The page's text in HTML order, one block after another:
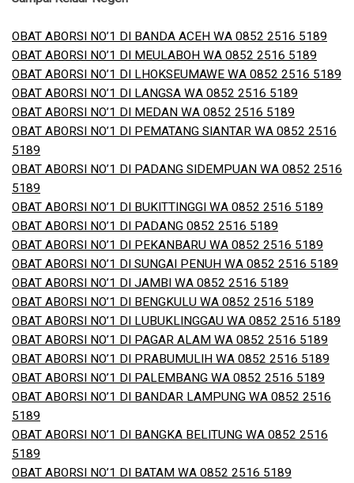
OBAT ABORSI NO’1 DI BANDA ACEH WA 0852 2516 5189
OBAT ABORSI NO’1 DI MEULABOH WA 0852 2516 5189
OBAT ABORSI NO’1 DI LHOKSEUMAWE WA 0852 2516 5189
OBAT ABORSI NO’1 DI LANGSA WA 0852 2516 5189
OBAT ABORSI NO’1 DI MEDAN WA 0852 2516 5189
OBAT ABORSI NO’1 DI PEMATANG SIANTAR WA 0852 2516
5189
OBAT ABORSI NO’1 DI PADANG SIDEMPUAN WA 0852 2516
5189
OBAT ABORSI NO’1 DI BUKITTINGGI WA 0852 2516 5189
OBAT ABORSI NO’1 DI PADANG 0852 2516 5189
OBAT ABORSI NO’1 DI PEKANBARU WA 0852 2516 5189
OBAT ABORSI NO’1 DI SUNGAI PENUH WA 0852 2516 5189
OBAT ABORSI NO’1 DI JAMBI WA 0852 2516 5189
OBAT ABORSI NO’1 DI BENGKULU WA 0852 2516 5189
OBAT ABORSI NO’1 DI LUBUKLINGGAU WA 0852 2516 5189
OBAT ABORSI NO’1 DI PAGAR ALAM WA 0852 2516 5189
OBAT ABORSI NO’1 DI PRABUMULIH WA 0852 2516 5189
OBAT ABORSI NO’1 DI PALEMBANG WA 0852 2516 5189
OBAT ABORSI NO’1 DI BANDAR LAMPUNG WA 0852 2516
5189
OBAT ABORSI NO’1 DI BANGKA BELITUNG WA 0852 2516
5189
OBAT ABORSI NO’1 DI BATAM WA 0852 2516 5189